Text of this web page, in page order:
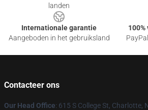
landen
Internationale garantie
Aangeboden in het gebruiksland
Contacteer ons
Our Head Office: 615 S College St, Charlotte,